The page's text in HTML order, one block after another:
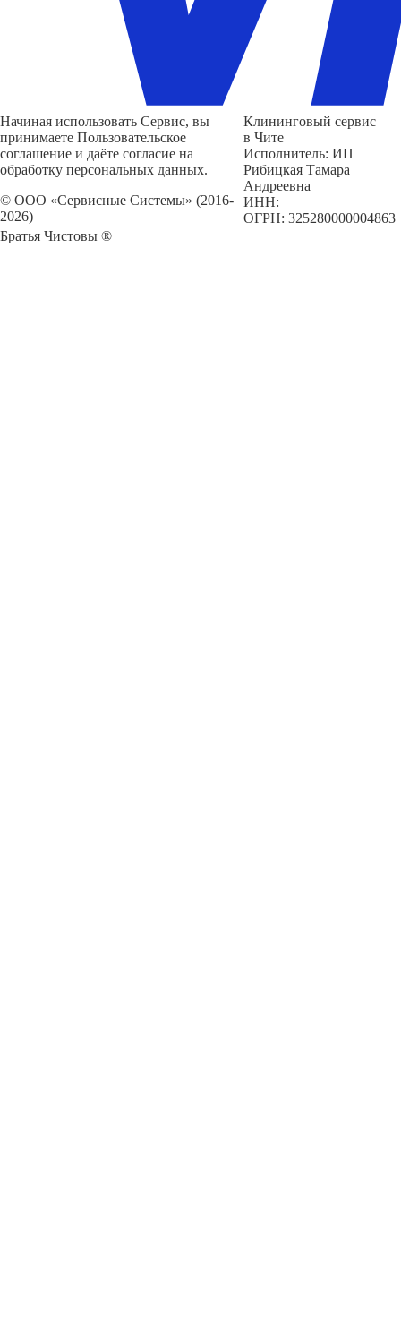
Начиная использовать Сервис, вы
принимаете Пользовательское
соглашение и даёте согласие на
обработку персональных данных.
© ООО «Сервисные Системы» (2016-
2026)
Братья Чистовы ®
Клининговый сервис
в Чите
Исполнитель: ИП
Рибицкая Тамара
Андреевна
ИНН:
ОГРН: 325280000004863